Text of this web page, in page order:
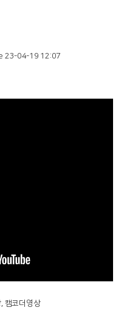
23-04-19 12:07
캠코더영상